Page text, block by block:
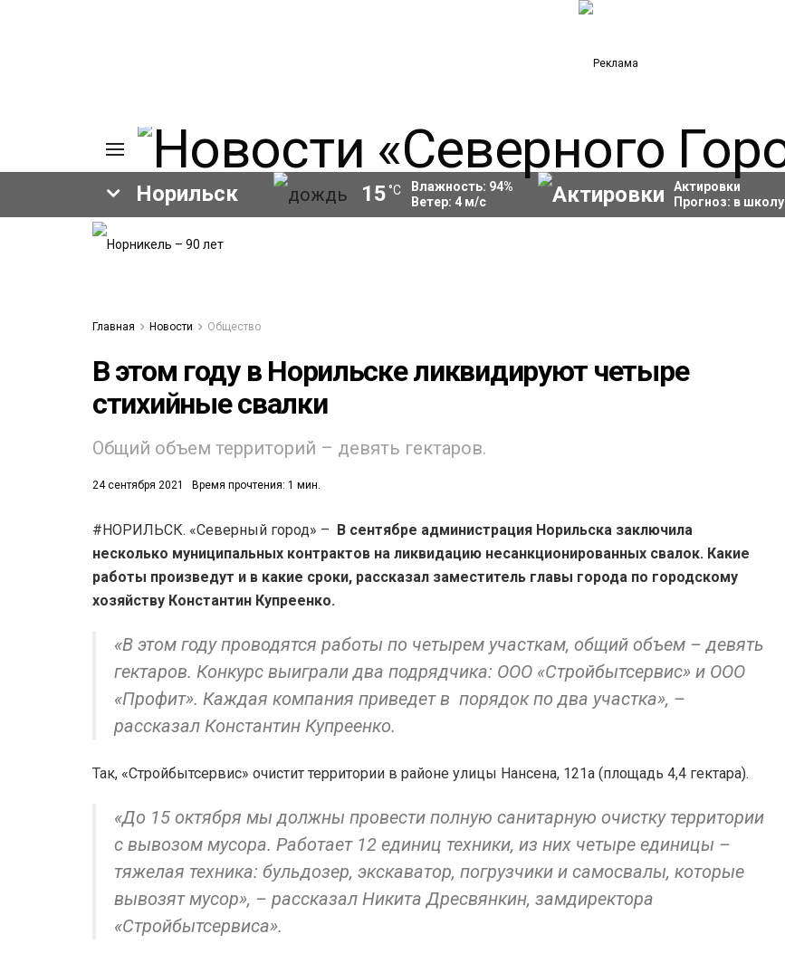
Норильск 15 °C Влажность: 94%
Ветер: 4м/с
Актировки
Прогноз: в школу
Главная Новости Общество
В этом году в Норильске ликвидируют четыре
стихийные свалки
Общий объем территорий – девять гектаров.
24 сентября 2021 Время прочтения: 1 мин.
#НОРИЛЬСК. «Северный город» – В сентябре администрация Норильска заключила
несколько муниципальных контрактов на ликвидацию несанкционированных свалок. Какие
работы произведут и в какие сроки, рассказал заместитель главы города по городскому
хозяйству Константин Купреенко.
«В этом году проводятся работы по четырем участкам, общий объем – девять
гектаров. Конкурс выиграли два подрядчика: ООО «Стройбытсервис» и ООО
«Профит». Каждая компания приведет в порядок по два участка», –
рассказал Константин Купреенко.
Так, «Стройбытсервис» очистит территории в районе улицы Нансена, 121а (площадь 4,4 гектара).
«До 15 октября мы должны провести полную санитарную очистку территории
с вывозом мусора. Работает 12 единиц техники, из них четыре единицы –
тяжелая техника: бульдозер, экскаватор, погрузчики и самосвалы, которые
вывозят мусор», – рассказал Никита Дресвянкин, замдиректора
«Стройбытсервиса».